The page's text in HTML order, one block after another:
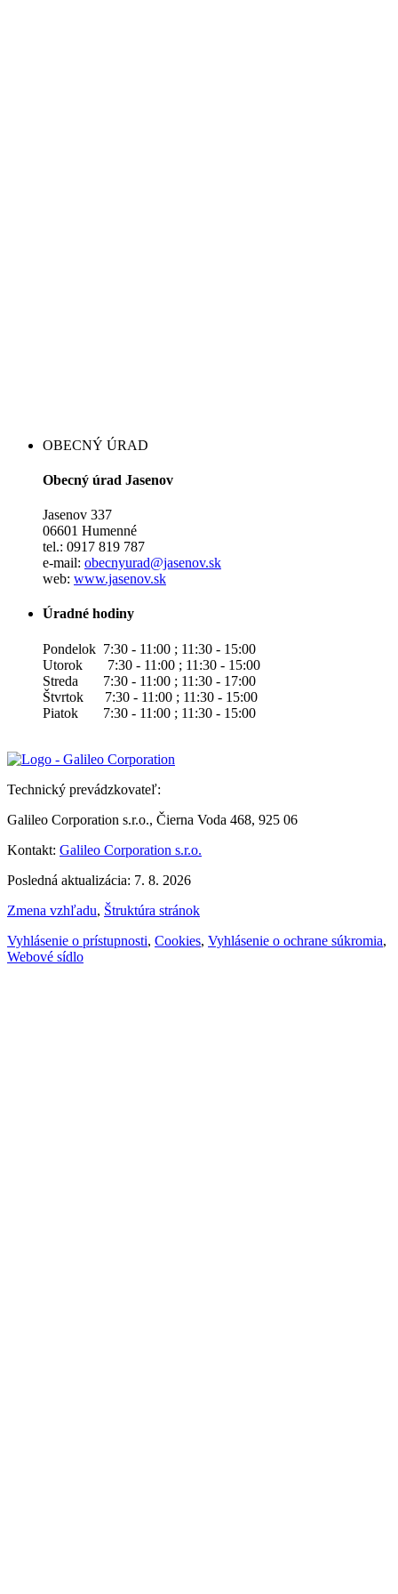
OBECNÝ ÚRAD
Obecný úrad Jasenov
Jasenov 337
06601 Humenné
tel.: 0917 819 787
e-mail: obecnyurad@jasenov.sk
web: www.jasenov.sk
Úradné hodiny
Pondelok 7:30 - 11:00 ; 11:30 - 15:00
Utorok 7:30 - 11:00 ; 11:30 - 15:00
Streda 7:30 - 11:00 ; 11:30 - 17:00
Štvrtok 7:30 - 11:00 ; 11:30 - 15:00
Piatok 7:30 - 11:00 ; 11:30 - 15:00
Technický prevádzkovateľ:
Galileo Corporation s.r.o., Čierna Voda 468, 925 06
Kontakt: Galileo Corporation s.r.o.
Posledná aktualizácia: 7. 8. 2026
Zmena vzhľadu, Štruktúra stránok
Vyhlásenie o prístupnosti, Cookies, Vyhlásenie o ochrane súkromia,
Webové sídlo